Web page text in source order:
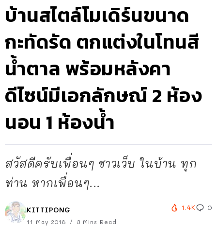
บ้านสไตล์โมเดิร์นขนาด
กะทัดรัด ตกแต่งในโทนสี
น้ำตาล พร้อมหลังคา
ดีไซน์มีเอกลักษณ์ 2 ห้อง
นอน 1 ห้องน้ำ
สวัสดีครับเพื่อนๆ ชาวเว็บ ในบ้าน ทุก
ท่าน หากเพื่อนๆ...
KITTIPONG
11 May 2018 3 Mins Read
1.4K 0